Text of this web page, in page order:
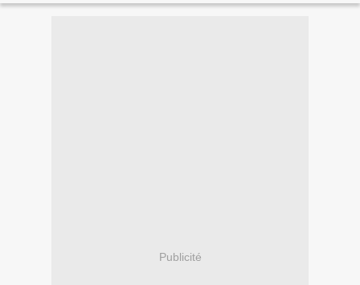
Publicité